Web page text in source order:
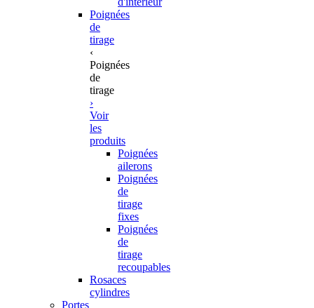
Poignées
de
tirage
‹
Poignées
de
tirage
›
Voir
les
produits
Poignées
ailerons
Poignées
de
tirage
fixes
Poignées
de
tirage
recoupables
Rosaces
cylindres
Portes